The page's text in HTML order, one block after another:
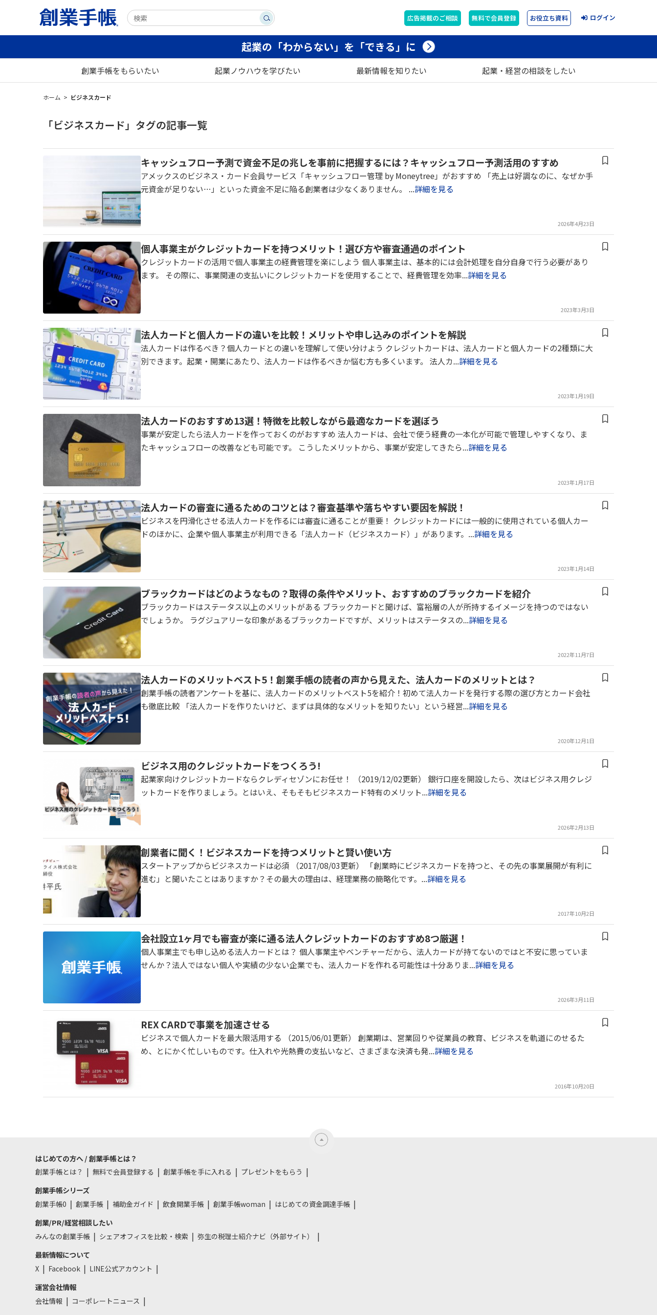
広告掲載のご相談 無料で会員登録 お役立ち資料 ログイン
起業の「わからない」を「できる」に
創業手帳をもらいたい 起業ノウハウを学びたい 最新情報を知りたい 起業・経営の相談をしたい
ホーム > ビジネスカード
「ビジネスカード」タグの記事一覧
キャッシュフロー予測で資金不足の兆しを事前に把握するには？キャッシュフロー予測活用のすすめ
アメックスのビジネス・カード会員サービス「キャッシュフロー管理 by Moneytree」がおすすめ 「売上は好調なのに、なぜか手
元資金が足りない…」といった資金不足に陥る創業者は少なくありません。 ...詳細を見る
2026年4月23日
個人事業主がクレジットカードを持つメリット！選び方や審査通過のポイント
クレジットカードの活用で個人事業主の経費管理を楽にしよう 個人事業主は、基本的には会計処理を自分自身で行う必要があり
ます。 その際に、事業関連の支払いにクレジットカードを使用することで、経費管理を効率...詳細を見る
2023年3月3日
法人カードと個人カードの違いを比較！メリットや申し込みのポイントを解説
法人カードは作るべき？個人カードとの違いを理解して使い分けよう クレジットカードは、法人カードと個人カードの2種類に大
別できます。起業・開業にあたり、法人カードは作るべきか悩む方も多くいます。 法人カ...詳細を見る
2023年1月19日
法人カードのおすすめ13選！特徴を比較しながら最適なカードを選ぼう
事業が安定したら法人カードを作っておくのがおすすめ 法人カードは、会社で使う経費の一本化が可能で管理しやすくなり、ま
たキャッシュフローの改善なども可能です。 こうしたメリットから、事業が安定してきたら...詳細を見る
2023年1月17日
法人カードの審査に通るためのコツとは？審査基準や落ちやすい要因を解説！
ビジネスを円滑化させる法人カードを作るには審査に通ることが重要！ クレジットカードには一般的に使用されている個人カー
ドのほかに、企業や個人事業主が利用できる「法人カード（ビジネスカード）」があります。...詳細を見る
2023年1月14日
ブラックカードはどのようなもの？取得の条件やメリット、おすすめのブラックカードを紹介
ブラックカードはステータス以上のメリットがある ブラックカードと聞けば、富裕層の人が所持するイメージを持つのではない
でしょうか。 ラグジュアリーな印象があるブラックカードですが、メリットはステータスの...詳細を見る
2022年11月7日
法人カードのメリットベスト5！創業手帳の読者の声から見えた、法人カードのメリットとは？
創業手帳の読者アンケートを基に、法人カードのメリットベスト5を紹介！初めて法人カードを発行する際の選び方とカード会社
も徹底比較 「法人カードを作りたいけど、まずは具体的なメリットを知りたい」という経営...詳細を見る
2020年12月1日
ビジネス用のクレジットカードをつくろう!
起業家向けクレジットカードならクレディセゾンにお任せ！ （2019/12/02更新） 銀行口座を開設したら、次はビジネス用クレジ
ットカードを作りましょう。とはいえ、そもそもビジネスカード特有のメリット...詳細を見る
2026年2月13日
創業者に聞く！ビジネスカードを持つメリットと賢い使い方
スタートアップからビジネスカードは必須 （2017/08/03更新） 「創業時にビジネスカードを持つと、その先の事業展開が有利に
進む」と聞いたことはありますか？その最大の理由は、経理業務の簡略化です。...詳細を見る
2017年10月2日
会社設立1ヶ月でも審査が楽に通る法人クレジットカードのおすすめ8つ厳選！
個人事業主でも申し込める法人カードとは？ 個人事業主やベンチャーだから、法人カードが持てないのではと不安に思っていま
せんか？法人ではない個人や実績の少ない企業でも、法人カードを作れる可能性は十分ありま...詳細を見る
2026年3月11日
REX CARDで事業を加速させる
ビジネスで個人カードを最大限活用する （2015/06/01更新） 創業期は、営業回りや従業員の教育、ビジネスを軌道にのせるた
め、とにかく忙しいものです。仕入れや光熱費の支払いなど、さまざまな決済も発...詳細を見る
2016年10月20日
はじめての方へ / 創業手帳とは？
創業手帳とは？ 無料で会員登録する 創業手帳を手に入れる プレゼントをもらう
創業手帳シリーズ
創業手帳0 創業手帳 補助金ガイド 飲食開業手帳 創業手帳woman はじめての資金調達手帳
創業/PR/経営相談したい
みんなの創業手帳 シェアオフィスを比較・検索 弥生の税理士紹介ナビ（外部サイト）
最新情報について
X Facebook LINE公式アカウント
運営会社情報
会社情報 コーポレートニュース